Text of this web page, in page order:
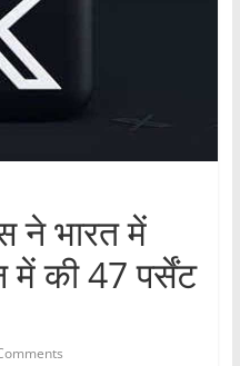
ने भारत में
में की 47 पर्सेंट